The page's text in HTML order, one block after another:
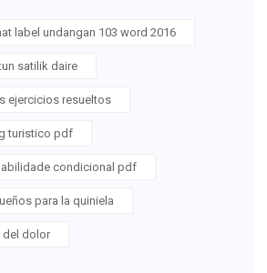
label undangan 103 word 2016
satilik daire
ejercicios resueltos
turistico pdf
condicional pdf
para la quiniela
del dolor